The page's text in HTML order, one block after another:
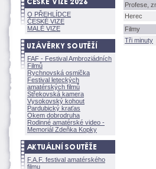
O PŘEHLÍDCE
ČESKÉ VIZE
MALÉ VIZE
FAF - Festival Ambroziádních
Filmů
Rychnovská osmička
Festival leteckých
amatérských filmů
Střekovská kamera
Vysokovský kohout
Pardubický kraťas
Okem dobrodruha
Rodinné amatérské video -
Memoriál Zdeňka Kopky
F.A.F. festival amatérského
filmu
Profese,
Herec
Filmy
Tři minuty